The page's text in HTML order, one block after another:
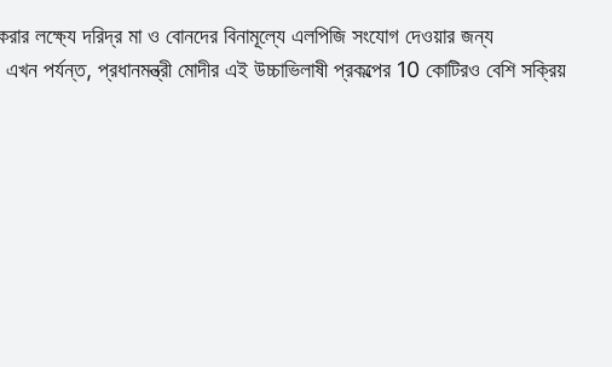
লক্ষ্যে দরিদ্র মা ও বোনদের বিনামূল্যে এলপিজি সংযোগ দেওয়ার জন্য
পর্যন্ত, প্রধানমন্ত্রী মোদীর এই উচ্চাভিলাষী প্রকল্পের 10 কোটিরও বেশি সক্রিয়